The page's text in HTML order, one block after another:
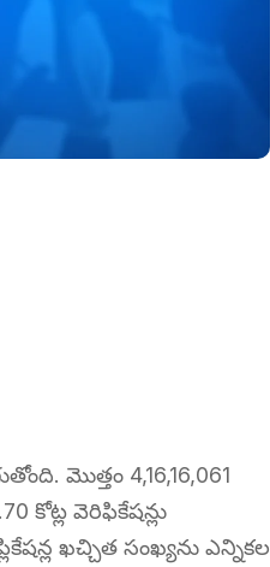
మొత్తం 4,16,16,061
కోట్ల వెరిఫికేషన్లు
ఖచ్చిత సంఖ్యను ఎన్నికల